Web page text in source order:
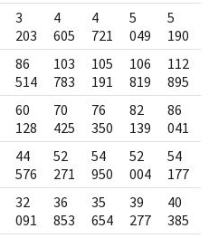
3
203
4
605
4
721
5
049
5
190
86
514
103
783
105
191
106
819
112
895
60
128
70
425
76
350
82
139
86
041
44
576
52
271
54
950
52
004
54
177
32
091
36
853
35
654
39
277
40
385